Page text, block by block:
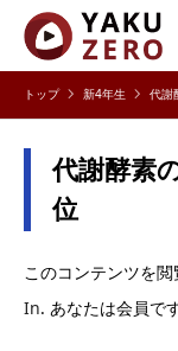
新4年生 代謝
代謝酵素
位
このコンテンツを
In. あなたは会員で